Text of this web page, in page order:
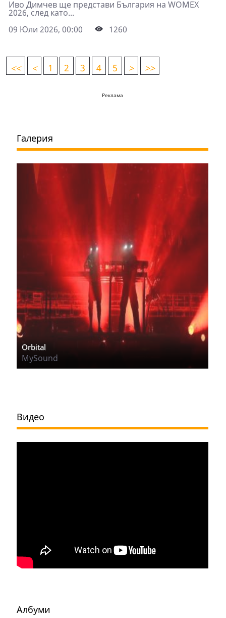
Иво Димчев ще представи България на WOMEX
2026, след като...
09 Юли 2026, 00:00
1260
<< < 1 2 3 4 5 > >>
Реклама
Галерия
Orbital
MySound
Видео
Албуми